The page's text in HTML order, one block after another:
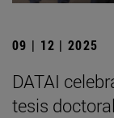
09 | 12 | 2025
DATAI
tesis doctoral